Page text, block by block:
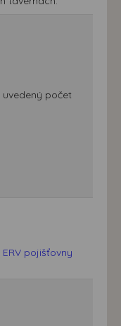
počet
pojišťovny